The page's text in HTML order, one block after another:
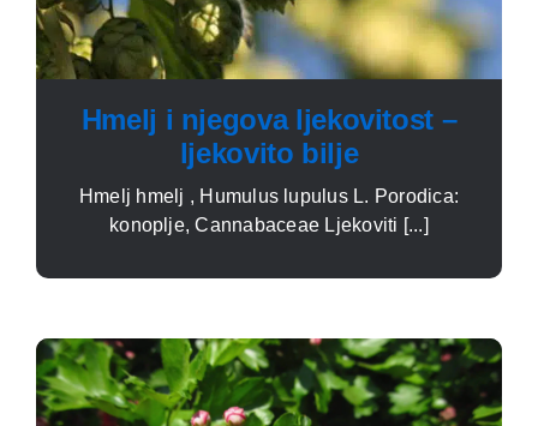
Hmelj i njegova ljekovitost –
ljekovito bilje
Hmelj hmelj , Humulus lupulus L. Porodica:
konoplje, Cannabaceae Ljekoviti [...]